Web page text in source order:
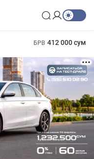
БРВ 412 000 сум